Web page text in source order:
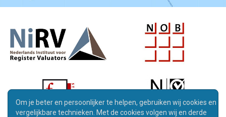
Om je beter en persoonlijker te helpen, gebruiken wij cookies en
vergelijkbare technieken. Met de cookies volgen wij en derde